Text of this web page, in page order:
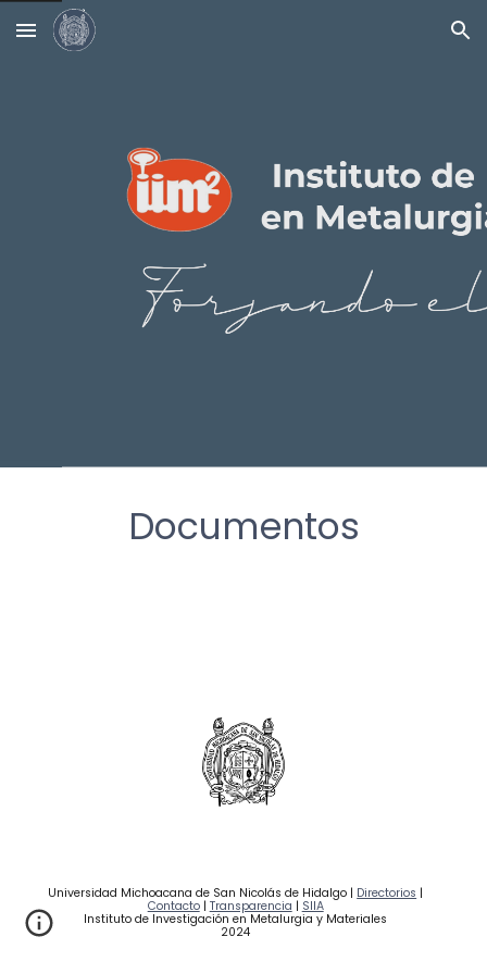
Skip to main content Skip to navigation
Documentos
Universidad Michoacana de San Nicolás de Hidalgo | Directorios |
Contacto| Transparencia | SIIA
Instituto de Investigación en Metalurgia y Materiales
2024